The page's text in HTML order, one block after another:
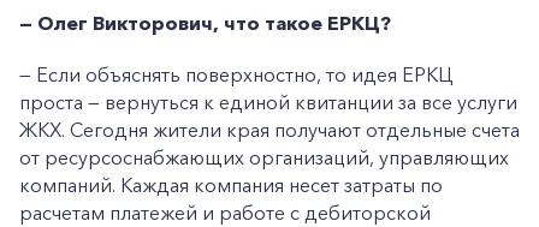
— Олег Викторович, что такое ЕРКЦ?
— Если объяснять поверхностно, то идея ЕРКЦ
проста — вернуться к единой квитанции за все услуги
ЖКХ. Сегодня жители края получают отдельные счета
от ресурсоснабжающих организаций, управляющих
компаний. Каждая компания несет затраты по
расчетам платежей и работе с дебиторской